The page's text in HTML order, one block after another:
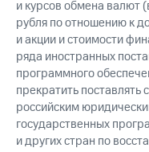
и курсов обмена валют
рубля по отношению к
и акции и стоимости
ряда иностранных
программного
прекратить поставлять
российским
государственных
и других стран по